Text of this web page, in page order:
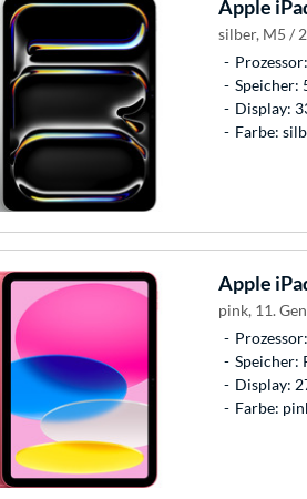
Apple
silber, M5 /
Speicher:
Display:
Farbe:
Apple
pink, 11.
Speicher:
Display:
Farbe: